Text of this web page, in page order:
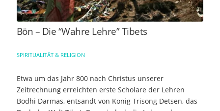
Bön – Die “Wahre Lehre” Tibets
SPIRITUALITÄT & RELIGION
Etwa um das Jahr 800 nach Christus unserer
Zeitrechnung erreichten erste Scholare der Lehren
Bodhi Darmas, entsandt von König Trisong Detsen, das